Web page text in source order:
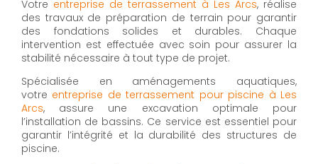
Votre entreprise de terrassement à Les Arcs, réalise
des travaux de préparation de terrain pour garantir
des fondations solides et durables. Chaque
intervention est effectuée avec soin pour assurer la
stabilité nécessaire à tout type de projet.
Spécialisée en aménagements aquatiques,
votre entreprise de terrassement pour piscine à Les
Arcs, assure une excavation optimale pour
l’installation de bassins. Ce service est essentiel pour
garantir l’intégrité et la durabilité des structures de
piscine.